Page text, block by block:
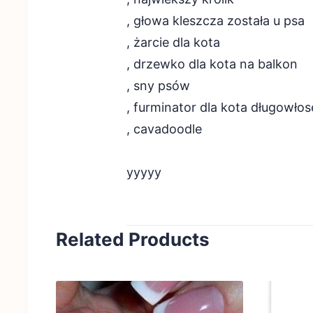
, głowa kleszcza została u psa
, żarcie dla kota
, drzewko dla kota na balkon
, sny psów
, furminator dla kota
, cavadoodle
yyyyy
Related Products